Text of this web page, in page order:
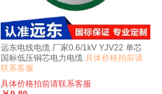
远东电线电缆 厂家0.6/1kV YJV22 单芯
国标低压铜芯电力电缆 具体价格拍前请
联系客服
具体价格拍前请联系客服